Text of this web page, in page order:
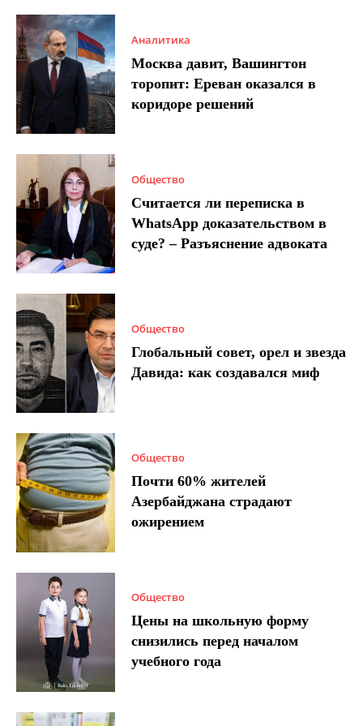
Аналитика
Москва давит, Вашингтон
торопит: Ереван оказался в
коридоре решений
Общество
Считается ли переписка в
WhatsApp доказательством в
суде? – Разъяснение адвоката
Общество
Глобальный совет, орел и звезда
Давида: как создавался миф
Общество
Почти 60% жителей
Азербайджана страдают
ожирением
Общество
Цены на школьную форму
снизились перед началом
учебного года